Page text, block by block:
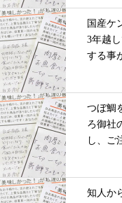
国産ケ
3年越
する事
つぼ鯛
ろ御社
し、ご
知人か